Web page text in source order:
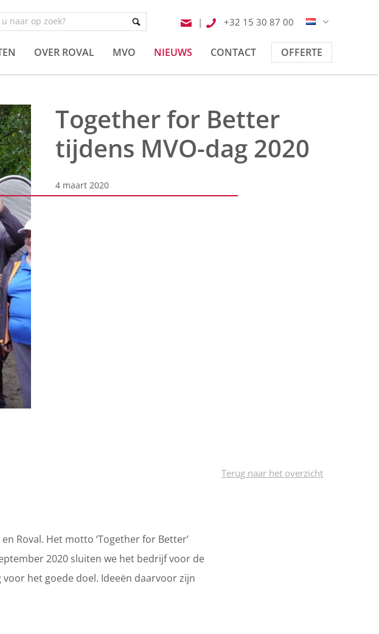
| +32 15 30 87 00
OVER ROVAL MVO NIEUWS CONTACT OFFERTE
Together for Better
tijdens MVO-dag 2020
4 maart 2020
Terug naar het overzicht
Roval. Het motto ‘Together for Better’
2020 sluiten we het bedrijf voor de
voor het goede doel. Ideeën daarvoor zijn